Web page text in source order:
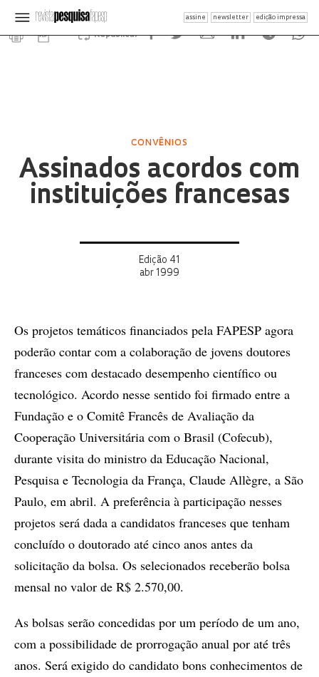
assine newsletter edição impressa
Republicar
CONVÊNIOS
Assinados acordos com
instituições francesas
Edição 41
abr 1999
Os projetos temáticos financiados pela FAPESP agora
poderão contar com a colaboração de jovens doutores
franceses com destacado desempenho científico ou
tecnológico. Acordo nesse sentido foi firmado entre a
Fundação e o Comitê Francês de Avaliação da
Cooperação Universitária com o Brasil (Cofecub),
durante visita do ministro da Educação Nacional,
Pesquisa e Tecnologia da França, Claude Allègre, a São
Paulo, em abril. A preferência à participação nesses
projetos será dada a candidatos franceses que tenham
concluído o doutorado até cinco anos antes da
solicitação da bolsa. Os selecionados receberão bolsa
mensal no valor de R$ 2.570,00.
As bolsas serão concedidas por um período de um ano,
com a possibilidade de prorrogação anual por até três
anos. Será exigido do candidato bons conhecimentos de